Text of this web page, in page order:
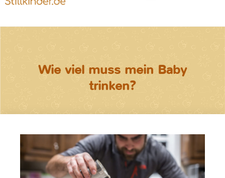
Wie viel muss mein Baby
trinken?